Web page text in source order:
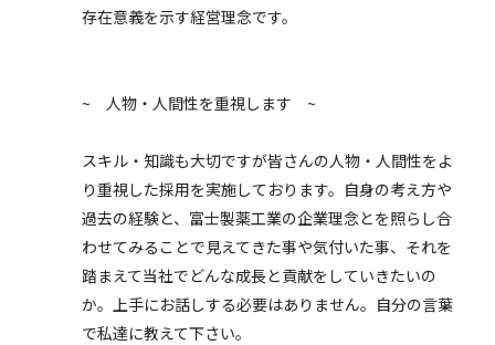
存在意義を示す経営理念です。
~ 人物・人間性を重視します ~
スキル・知識も大切ですが皆さんの人物・人間性をよ
り重視した採用を実施しております。自身の考え方や
過去の経験と、富士製薬工業の企業理念とを照らし合
わせてみることで見えてきた事や気付いた事、それを
踏まえて当社でどんな成長と貢献をしていきたいの
か。上手にお話しする必要はありません。自分の言葉
で私達に教えて下さい。